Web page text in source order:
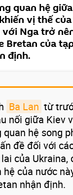
quan hệ
vị thế
với Nga trở
Bretan của
định.
Ba Lan từ
nối giữa Kiev
hệ song
đề đối với
của Ukraina,
của nước
nhận định.